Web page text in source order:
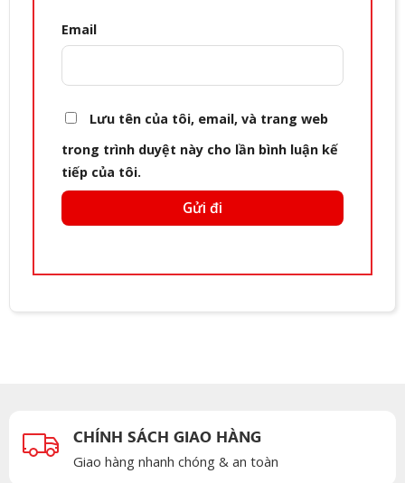
Email
Lưu tên của tôi, email, và trang web
trong trình duyệt này cho lần bình luận kế
tiếp của tôi.
CHÍNH SÁCH GIAO HÀNG
Giao hàng nhanh chóng & an toàn